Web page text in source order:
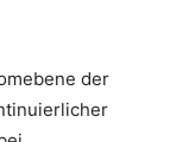
der